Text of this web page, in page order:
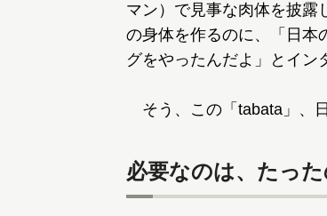
マン）で見事な肉体を披露
の身体を作るのに、「日本
グをやったんだよ」とイン
そう、この「tabata」、
必要なのは、たっ